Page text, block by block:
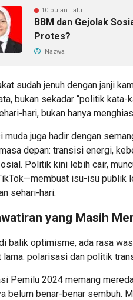
10 bulan lalu
BBM dan Gejolak
Protes?
Nazwa
sudah jenuh dengan janji
bukan sekadar “politik kata-
hari, bukan hanya
muda juga hadir dengan
depan: transisi energi,
Politik kini lebih cair,
isu-isu publik
sehari-hari.
yang Masih
balik optimisme, ada rasa
lama: polarisasi dan politik
Pemilu 2024 memang
belum benar-benar sembuh.